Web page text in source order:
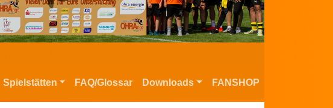
Spielstätten FAQ/Glossar Downloads FANSHOP